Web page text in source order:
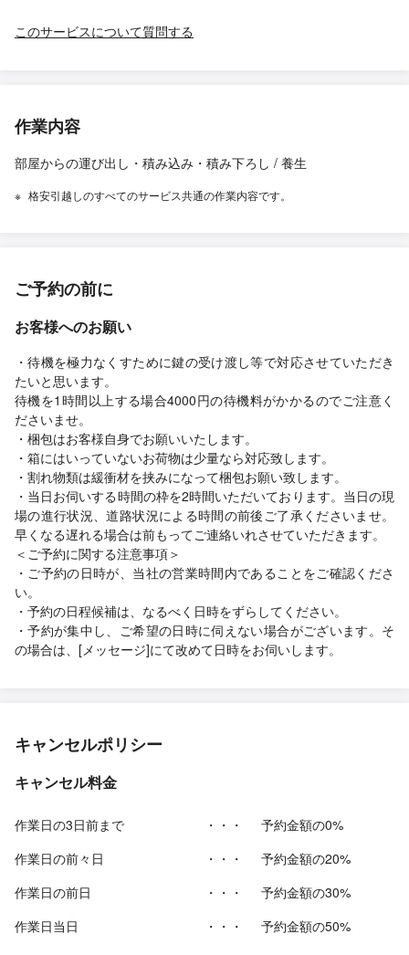
このサービスについて質問する
作業内容
部屋からの運び出し・積み込み・積み下ろし / 養生
格安引越しのすべてのサービス共通の作業内容です。
ご予約の前に
お客様へのお願い
・待機を極力なくすために鍵の受け渡し等で対応させていただき
たいと思います。
待機を1時間以上する場合4000円の待機料がかかるのでご注意く
ださいませ。
・梱包はお客様自身でお願いいたします。
・箱にはいっていないお荷物は少量なら対応致します。
・割れ物類は緩衝材を挟みになって梱包お願い致します。
・当日お伺いする時間の枠を2時間いただいております。当日の現
場の進行状況、道路状況による時間の前後ご了承くださいませ。
早くなる遅れる場合は前もってご連絡いれさせていただきます。
＜ご予約に関する注意事項＞
・ご予約の日時が、当社の営業時間内であることをご確認くださ
い。
・予約の日程候補は、なるべく日時をずらしてください。
・予約が集中し、ご希望の日時に伺えない場合がございます。そ
の場合は、[メッセージ]にて改めて日時をお伺いします。
キャンセルポリシー
キャンセル料金
作業日の3日前まで ・・・
予約金額の0%
作業日の前々日
・・・
予約金額の20%
作業日の前日
・・・
予約金額の30%
作業日当日
・・・ 予約金額の50%